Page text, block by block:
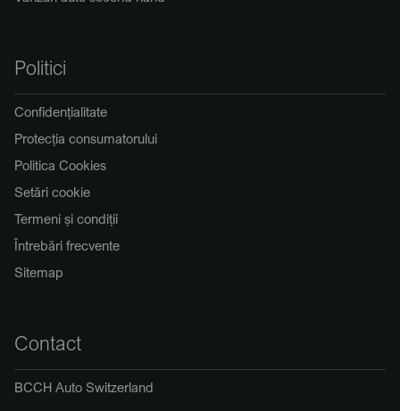
Politici
Confidențialitate
Protecția consumatorului
Politica Cookies
Setări cookie
Termeni și condiții
Întrebări frecvente
Sitemap
Contact
BCCH Auto Switzerland